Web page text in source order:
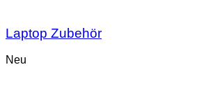
Laptop Zubehör
Neu